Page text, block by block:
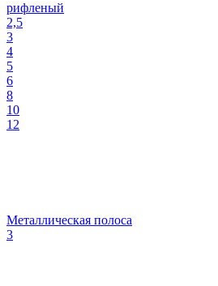
рифленый
2,5
3
4
5
6
8
10
12
Металлическая полоса
3